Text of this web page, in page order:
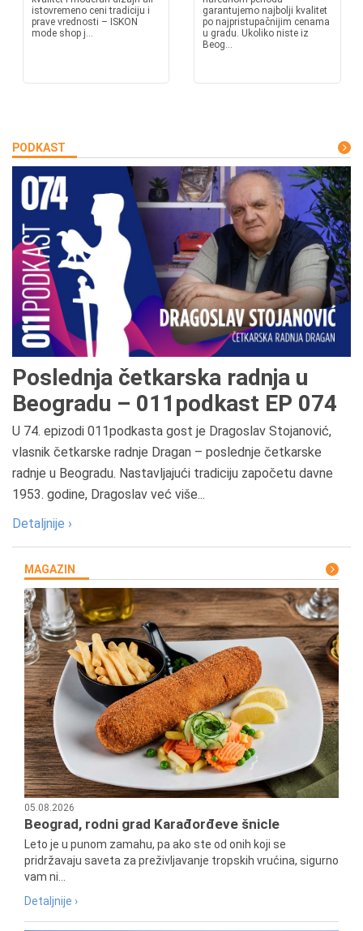
istovremeno ceni tradiciju i
prave vrednosti – ISKON
mode shop j...
garantujemo najbolji kvalitet
po najpristupačnijim cenama
u gradu. Ukoliko niste iz
Beog...
PODKAST
Poslednja četkarska radnja u
Beogradu – 011podkast EP 074
U 74. epizodi 011podkasta gost je Dragoslav Stojanović,
vlasnik četkarske radnje Dragan – poslednje četkarske
radnje u Beogradu. Nastavljajući tradiciju započetu davne
1953. godine, Dragoslav već više...
Detaljnije ›
MAGAZIN
05.08.2026
Beograd, rodni grad Karađorđeve šnicle
Leto je u punom zamahu, pa ako ste od onih koji se
pridržavaju saveta za preživljavanje tropskih vrućina, sigurno
vam ni...
Detaljnije ›